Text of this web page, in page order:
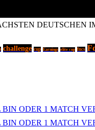
DEUTSCHEN
challenge cup Earnings elite cup fncs
ODER 1 MATCH
ODER 1 MATCH